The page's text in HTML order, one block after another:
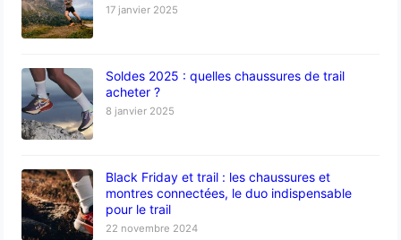
17 janvier 2025
Soldes 2025 : quelles chaussures de trail
acheter ?
8 janvier 2025
Black Friday et trail : les chaussures et
montres connectées, le duo indispensable
pour le trail
22 novembre 2024